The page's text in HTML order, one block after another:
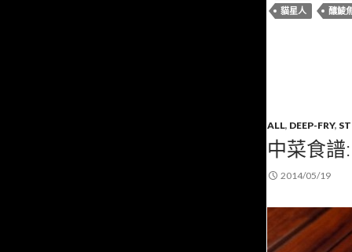
貓星人
釀鯪
ALL, DEEP-FRY,
中菜食譜
2014/05/19